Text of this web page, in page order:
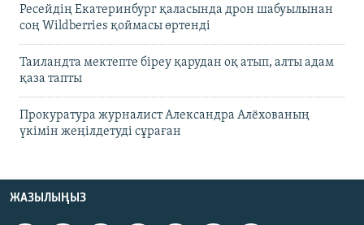
Ресейдің Екатеринбург қаласында дрон шабуылынан
соң Wildberries қоймасы өртенді
Таиландта мектепте біреу қарудан оқ атып, алты адам
қаза тапты
Прокуратура журналист Александра Алёхованың
үкімін жеңілдетуді сұраған
ЖАЗЫЛЫҢЫЗ